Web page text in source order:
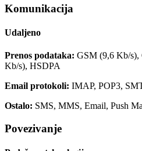
Komunikacija
Udaljeno
Prenos podataka: GSM (9,6 Kb/s),
Kb/s), HSDPA
Email protokoli: IMAP, POP3,
Ostalo: SMS, MMS, Email, Push
Povezivanje